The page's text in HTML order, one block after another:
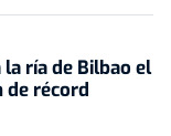
ría de Bilbao el
de récord